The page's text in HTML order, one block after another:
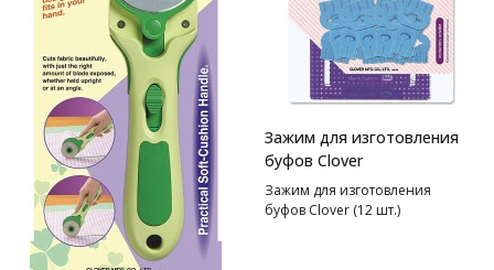
Зажим для изготовления
буфов Clover
Зажим для изготовления
буфов Clover (12 шт.)